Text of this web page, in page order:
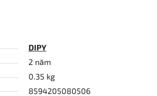
DIPY
2 năm
0.35 kg
8594205080506